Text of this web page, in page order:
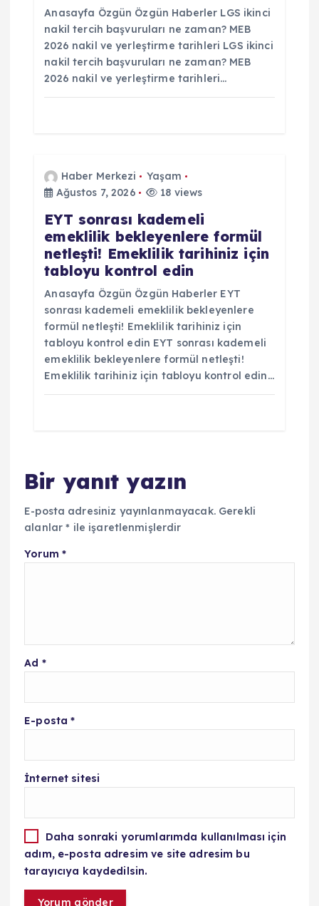
Anasayfa Özgün Özgün Haberler LGS ikinci
nakil tercih başvuruları ne zaman? MEB
2026 nakil ve yerleştirme tarihleri LGS ikinci
nakil tercih başvuruları ne zaman? MEB
2026 nakil ve yerleştirme tarihleri…
Haber Merkezi
Yaşam
Ağustos 7, 2026
18 views
EYT sonrası kademeli
emeklilik bekleyenlere formül
netleşti! Emeklilik tarihiniz için
tabloyu kontrol edin
Anasayfa Özgün Özgün Haberler EYT
sonrası kademeli emeklilik bekleyenlere
formül netleşti! Emeklilik tarihiniz için
tabloyu kontrol edin EYT sonrası kademeli
emeklilik bekleyenlere formül netleşti!
Emeklilik tarihiniz için tabloyu kontrol edin…
Bir yanıt yazın
E-posta adresiniz yayınlanmayacak. Gerekli
alanlar* ile işaretlenmişlerdir
Yorum *
Ad *
E-posta*
İnternet sitesi
Daha sonraki yorumlarımda kullanılması için
adım, e-posta adresim ve site adresim bu
tarayıcıya kaydedilsin.